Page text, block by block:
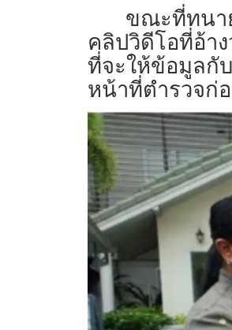
ขณะที่​ทนา
คลิปวิดีโอที่อ้า
ที่จะให้ข้อมูลกั
หน้าที่ตำรวจก่